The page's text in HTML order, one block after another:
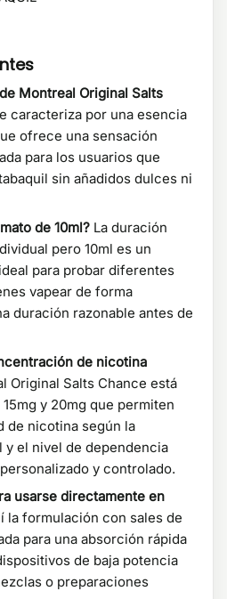
Montreal Original Salts
caracteriza por una esencia
ofrece una sensación
para los usuarios que
sin añadidos dulces ni
de 10ml? La duración
pero 10ml es un
para probar diferentes
vapear de forma
duración razonable antes de
de nicotina
Original Salts Chance está
y 20mg que permiten
de nicotina según la
y el nivel de dependencia
y controlado.
usarse directamente en
la formulación con sales de
para una absorción rápida
de baja potencia
o preparaciones